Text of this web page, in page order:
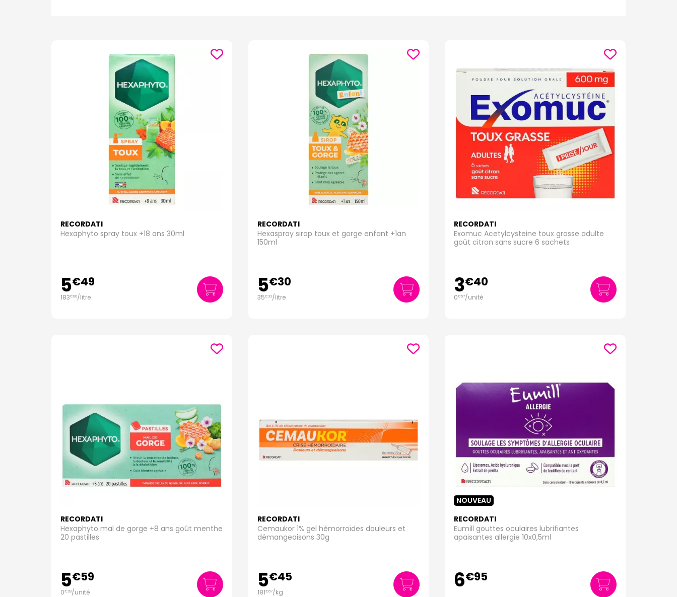
RECORDATI
Hexaphyto spray toux +18 ans 30ml
5€49
183€00/litre
RECORDATI
Hexaspray sirop toux et gorge enfant +1an
150ml
5€30
35€33/litre
RECORDATI
Exomuc Acetylcysteine toux grasse adulte
goût citron sans sucre 6 sachets
3€40
0€57/unité
RECORDATI
Hexaphyto mal de gorge +8 ans goût menthe
20 pastilles
5€59
0€28/unité
RECORDATI
Cemaukor 1% gel hémorroïdes douleurs et
démangeaisons 30g
5€45
181€67/kg
NOUVEAU
RECORDATI
Eumill gouttes oculaires lubrifiantes
apaisantes allergie 10x0,5ml
6€95